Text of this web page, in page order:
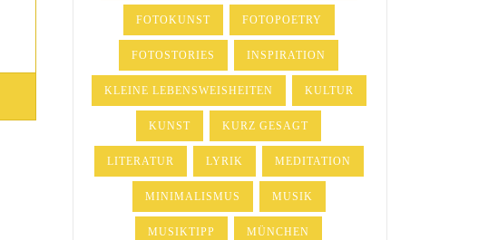
FOTOKUNST FOTOPOETRY
FOTOSTORIES INSPIRATION
KLEINE LEBENSWEISHEITEN KULTUR
KUNST KURZ GESAGT
LITERATUR LYRIK MEDITATION
MINIMALISMUS MUSIK
MUSIKTIPP MÜNCHEN